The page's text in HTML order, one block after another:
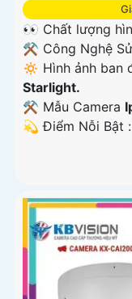
👀 Chất lượng
⚒ Công Nghệ
🔅 Hình ảnh ban
Starlight.
⚒ Mẫu Camera
️💫 Điểm Nỗi Bật :